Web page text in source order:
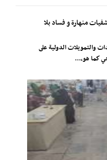
منهارة و فساد بلا
الدولية على
كما هو،...